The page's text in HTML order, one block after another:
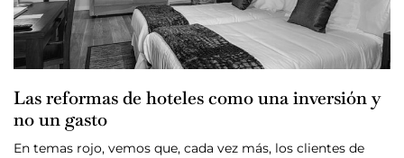
Las reformas de hoteles como una inversión y
no un gasto
En temas rojo, vemos que, cada vez más, los clientes de